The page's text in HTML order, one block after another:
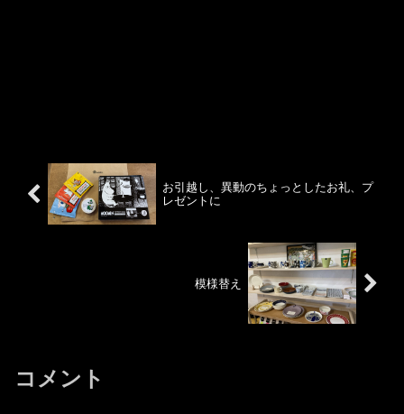
お引越し、異動のちょっとしたお礼、プ
レゼントに
模様替え
コメント